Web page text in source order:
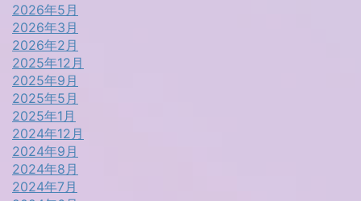
2026年5月
2026年3月
2026年2月
2025年12月
2025年9月
2025年5月
2025年1月
2024年12月
2024年9月
2024年8月
2024年7月